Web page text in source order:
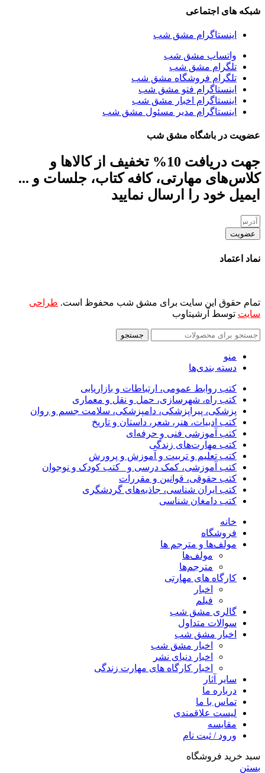
شبکه های اجتماعی
اینستاگرام مشق شب
واتساپ مشق شب
تلگرام مشق شب
تلگرام فروشگاه مشق شب
اینستاگرام فتو مشق شب
اینستاگرام اخبار مشق شب
اینستاگرام مدیر مسئول مشق شب
عضویت در باشگاه مشق شب
جهت دریافت 10% تخفیف از کالاها و
کلاس‌های مهارتی، کافه کتاب، جلسات و ...
ایمیل خود را ارسال نمایید
عضویت
نماد اعتماد
تمام حقوق این سایت برای مشق شب محفوظ است. طراحی
سایت توسط آرشیتاوب
جستجو
منو
دسته بندی‌ها
کتب روابط عمومی، ارتباطات و بازاریابی
کتب راه، شهرسازی، حمل و نقل و معماری
پزشکی، پیراپزشکی، دامپزشکی، سلامت جسم و روان
کتب ادبیات، هنر، شعر، داستان و تاریخ
کتب آموزشی فنی و حرفه‌ای
کتب مهارت‌های زندگی
کتب تعلیم و تربیت و آموزش و پرورش
کتب آموزشی، کمک درسی و _کتب کودک و نوجوان
کتب حقوقی، قوانین و مقررات
کتب ایران شناسی، جاذبه‌های گردشگری
کتب دامغان شناسی
خانه
فروشگاه
مولف‌ها و مترجم ها
مولف‌ها
مترجم‌ها
کارگاه های مهارتی
اخبار
فیلم
گالری مشق شب
سوالات متداول
اخبار مشق شب
اخبار مشق شب
اخبار دنیای نشر
اخبار کارگاه های مهارت زندگی
سایر آثار
درباره ما
تماس با ما
لیست علاقمندی
مقایسه
ورود / ثبت نام
سبد خرید فروشگاه
بستن